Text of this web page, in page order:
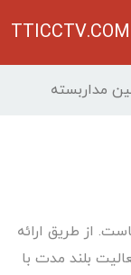
TTICCTV.COM
مداربسته
از طریق ارائه
بلند مدت با